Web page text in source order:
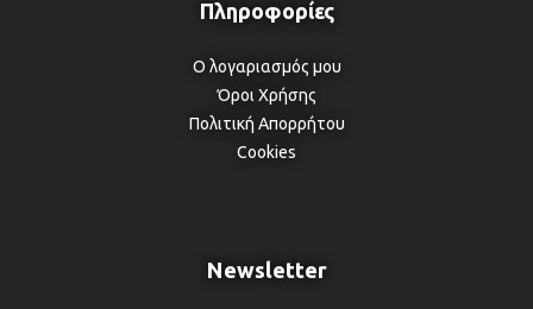
Ο λογαριασμός μου
Όροι Χρήσης
Πολιτική Απορρήτου
Cookies
Newsletter